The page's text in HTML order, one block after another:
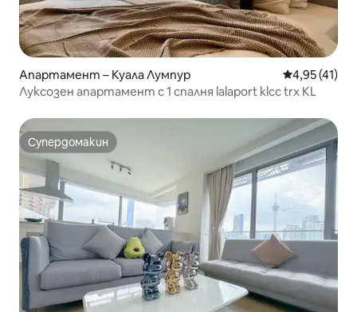
Апартамент – Куала Лумпур Средна
4,95 (41)
Луксозен апартамент с 1 спалня lalaport klcc trx KL
Супердомакин
Супердомакин